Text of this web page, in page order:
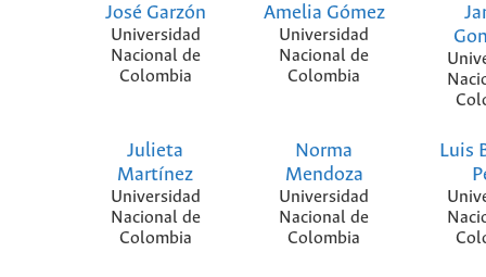
José Garzón
Universidad
Nacional de
Colombia
Amelia Gómez
Universidad
Nacional de
Colombia
Julieta
Martínez
Universidad
Nacional de
Colombia
Norma
Mendoza
Universidad
Nacional de
Colombia
Luis